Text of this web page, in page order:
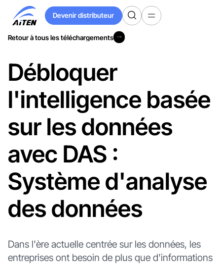
Devenir distributeur
Devenir distributeur
Retour à tous les téléchargements
Débloquer
l'intelligence basée
sur les données
avec DAS :
Système d'analyse
des données
Dans l'ère actuelle centrée sur les données, les
entreprises ont besoin de plus que d'informations